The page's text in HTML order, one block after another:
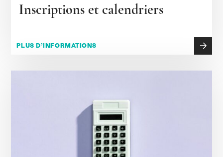
Inscriptions et calendriers
PLUS D’INFORMATIONS